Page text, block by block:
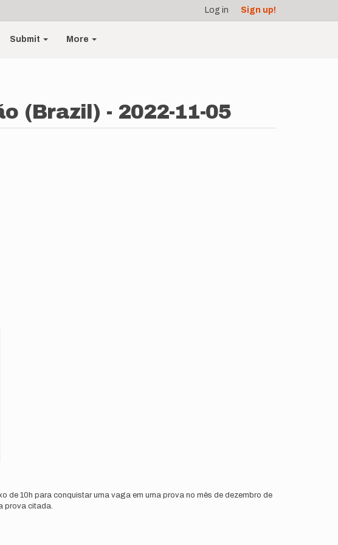
Log in Sign up!
Submit More
(Brazil) - 2022-11-05
de 10h para conquistar uma vaga em uma prova no mês de dezembro de
prova citada.